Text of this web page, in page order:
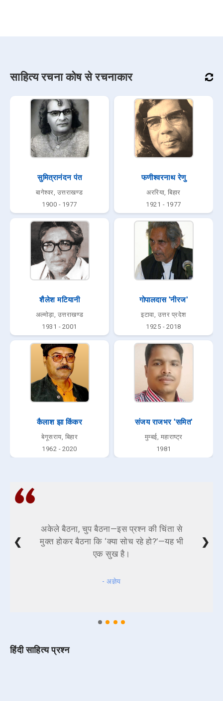
साहित्य रचना कोष से रचनाकार
सुमित्रानंदन पंत
बागेश्वर, उत्तराखण्ड
1900 - 1977
फणीश्वरनाथ रेणु
अररिया, बिहार
1921 - 1977
शैलेश मटियानी
अल्मोड़ा, उत्तराखण्ड
1931 - 2001
गोपालदास 'नीरज'
इटावा, उत्तर प्रदेश
1925 - 2018
कैलाश झा किंकर
बेगूसराय, बिहार
1962 - 2020
संजय राजभर 'समित'
मुम्बई, महाराष्ट्र
1981
अकेले बैठना, चुप बैठना—इस प्रश्न की चिंता से
मुक्त होकर बैठना कि ‘क्या सोच रहे हो?’—यह भी
एक सुख है।
- अज्ञेय
❮ ❯
हिंदी साहित्य प्रश्न